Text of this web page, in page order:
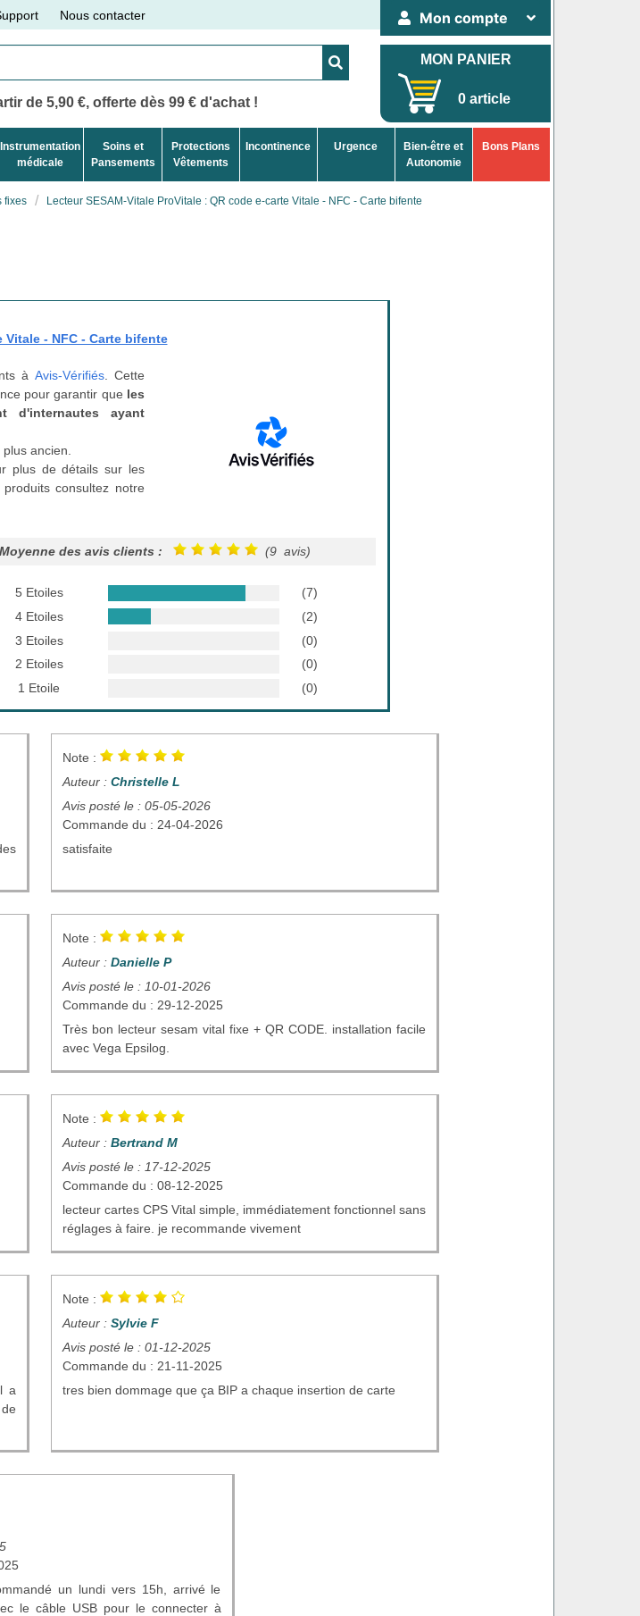
Nous contacter Mon compte
de 5,90 €, offerte dès 99 € d'achat !
MON PANIER
0 article
Instrumentation
médicale
Soins et
Pansements
Protections
Vêtements
Incontinence Urgence
Bien-être et
Autonomie
Bons Plans
fixes
Lecteur SESAM-Vitale ProVitale : QR code e-carte Vitale - NFC - Carte bifente
Vitale - NFC - Carte bifente
à Avis-Vérifiés. Cette
pour garantir que les
d'internautes ayant
ancien.
plus de détails sur les
consultez notre
Moyenne des avis clients : (9 avis)
5 Etoiles
(7)
4 Etoiles
(2)
3 Etoiles
(0)
2 Etoiles
(0)
1 Etoile
(0)
Note :
Auteur : Christelle L
Avis posté le : 05-05-2026
Commande du : 24-04-2026
satisfaite
Note :
Auteur : Danielle P
Avis posté le : 10-01-2026
Commande du : 29-12-2025
Très bon lecteur sesam vital fixe + QR CODE. installation facile
avec Vega Epsilog.
Note :
Auteur : Bertrand M
Avis posté le : 17-12-2025
Commande du : 08-12-2025
lecteur cartes CPS Vital simple, immédiatement fonctionnel sans
réglages à faire. je recommande vivement
a
Note :
Auteur : Sylvie F
Avis posté le : 01-12-2025
Commande du : 21-11-2025
tres bien dommage que ça BIP a chaque insertion de carte
un lundi vers 15h, arrivé le
le câble USB pour le connecter à